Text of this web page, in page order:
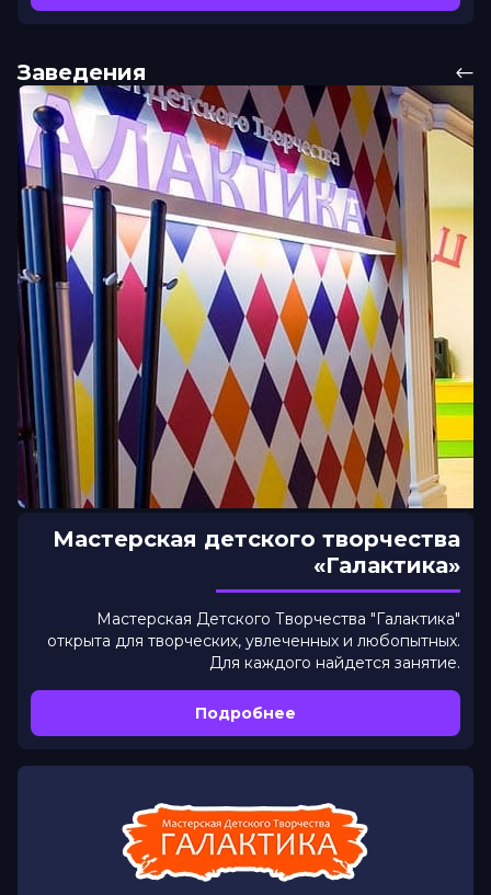
Заведения
Мастерская детского творчества
«Галактика»
Мастерская Детского Творчества "Галактика"
открыта для творческих, увлеченных и любопытных.
Для каждого найдется занятие.
Подробнее